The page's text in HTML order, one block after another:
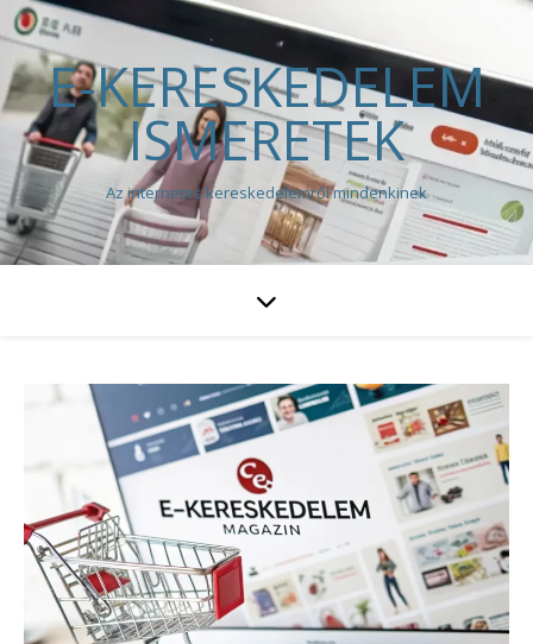
E-KERESKEDELEM
ISMERETEK
Az internetes kereskedelemről mindenkinek